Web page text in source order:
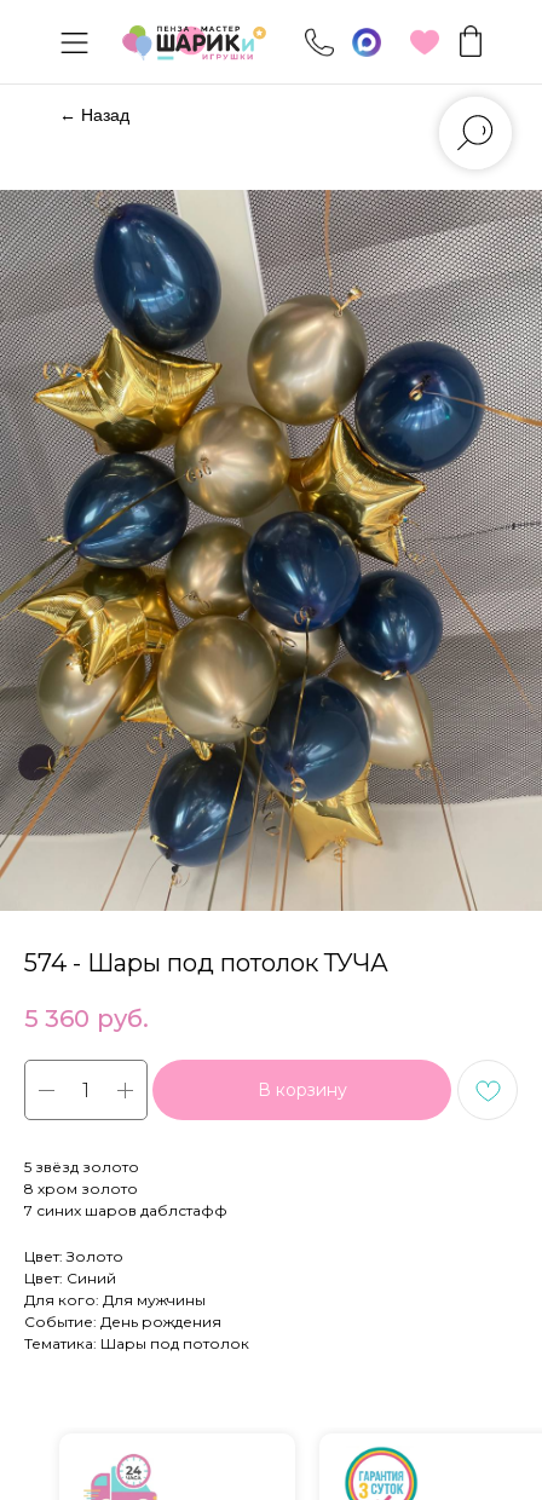
← Назад
574 - Шары под потолок ТУЧА
5 360 руб.
В корзину
5 звёзд золото
8 хром золото
7 синих шаров даблстафф
Цвет: Золото
Цвет: Синий
Для кого: Для мужчины
Событие: День рождения
Тематика: Шары под потолок